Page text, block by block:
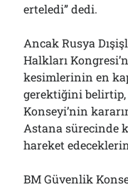
erteledi” dedi.
Ancak Rusya
Halkları
kesimlerinin en
gerektiğini belirtip,
Konseyi’nin
Astana sürecinde
hareket
BM Güvenlik